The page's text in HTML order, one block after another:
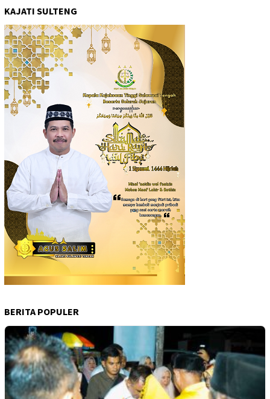
KAJATI SULTENG
BERITA POPULER